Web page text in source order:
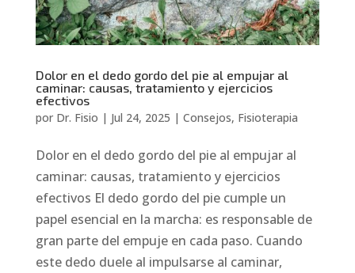
Dolor en el dedo gordo del pie al empujar al
caminar: causas, tratamiento y ejercicios
efectivos
por Dr. Fisio | Jul 24, 2025 | Consejos, Fisioterapia
Dolor en el dedo gordo del pie al empujar al
caminar: causas, tratamiento y ejercicios
efectivos El dedo gordo del pie cumple un
papel esencial en la marcha: es responsable de
gran parte del empuje en cada paso. Cuando
este dedo duele al impulsarse al caminar,